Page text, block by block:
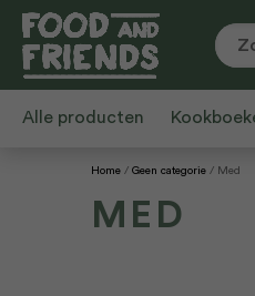
Alle producten
Home Geen categorie Med
MED